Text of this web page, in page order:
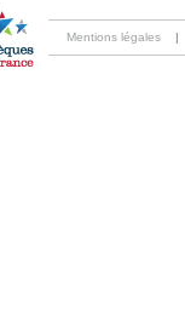
Mentions légales |